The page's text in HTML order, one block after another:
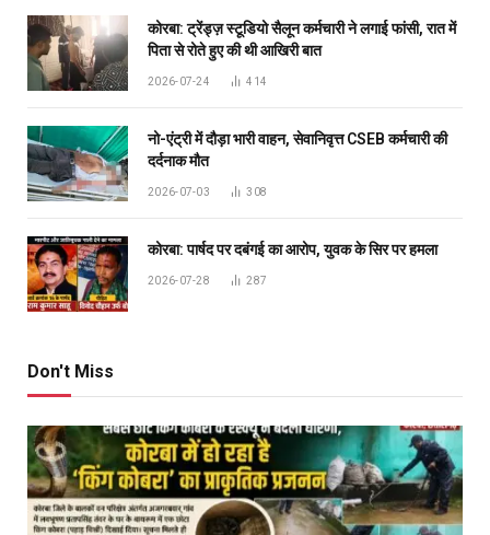
कोरबा: ट्रेंड्ज़ स्टूडियो सैलून कर्मचारी ने लगाई फांसी, रात में
पिता से रोते हुए की थी आखिरी बात
2026-07-24 414
नो-एंट्री में दौड़ा भारी वाहन, सेवानिवृत्त CSEB कर्मचारी की
दर्दनाक मौत
2026-07-03 308
कोरबा: पार्षद पर दबंगई का आरोप, युवक के सिर पर हमला
2026-07-28 287
Don't Miss